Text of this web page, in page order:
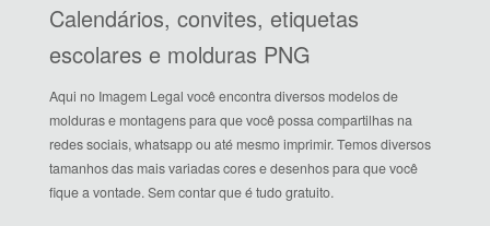
Calendários, convites, etiquetas
escolares e molduras PNG
Aqui no Imagem Legal você encontra diversos modelos de
molduras e montagens para que você possa compartilhas na
redes sociais, whatsapp ou até mesmo imprimir. Temos diversos
tamanhos das mais variadas cores e desenhos para que você
fique a vontade. Sem contar que é tudo gratuito.